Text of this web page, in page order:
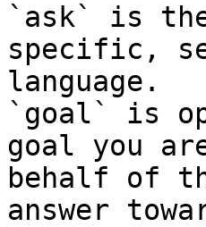
`ask` is
specific,
language.
`goal` is
goal you
behalf of
answer